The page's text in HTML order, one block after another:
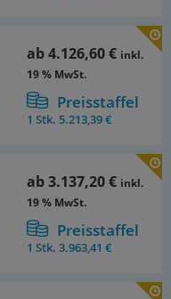
ab4.126,60 € inkl.
19 % MwSt.
Preisstaffel
1 Stk.5.213,39 €
ab3.137,20 € inkl.
19 % MwSt.
Preisstaffel
1 Stk.3.963,41 €